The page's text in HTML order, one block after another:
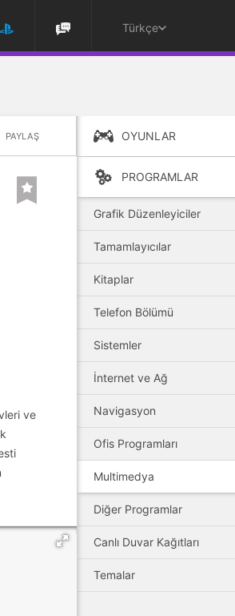
Türkçe
PAYLAŞ
ve
OYUNLAR
PROGRAMLAR
Grafik Düzenleyiciler
Tamamlayıcılar
Kitaplar
Telefon Bölümü
Sistemler
İnternet ve Ağ
Navigasyon
Ofis Programları
Multimedya
Diğer Programlar
Canlı Duvar Kağıtları
Temalar